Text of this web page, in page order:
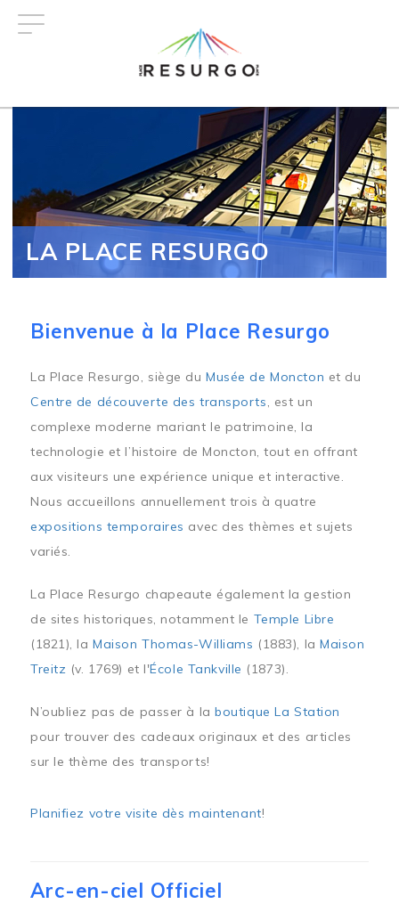
LA PLACE RESURGO
Bienvenue à la Place Resurgo
La Place Resurgo, siège duMusée de Moncton et du
Centre de découverte des transports, est un
complexe moderne mariant le patrimoine, la
technologie et l’histoire de Moncton, tout en offrant
aux visiteurs une expérience unique et interactive.
Nous accueillons annuellement trois à quatre
expositions temporaires avec des thèmes et sujets
variés.
La Place Resurgo chapeaute également la gestion
de sites historiques, notamment le Temple Libre
(1821), laMaison Thomas-Williams (1883), laMaison
Treitz (v. 1769) et l'École Tankville (1873).
N’oubliez pas de passer à laboutique La Station
pour trouver des cadeaux originaux et des articles
sur le thème des transports!
Planifiez votre visite dès maintenant!
Arc-en-ciel Officiel